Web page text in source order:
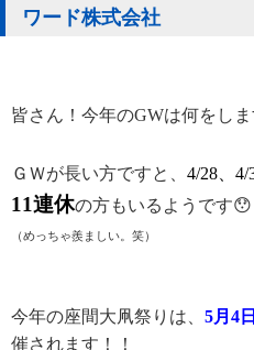
ワード株式会社
皆さん！今年のGWは何をしま
ＧＷが長い方ですと、 4/28、
11連休の方もいるようです😯
（めっちゃ羨ましい。笑）
今年の座間大凧祭りは、 5月4
催されます！！